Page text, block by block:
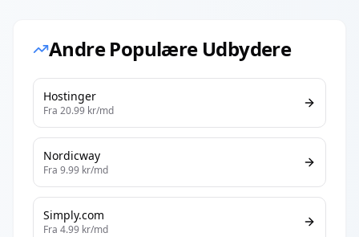
Andre Populære Udbydere
Hostinger
Fra 20.99 kr/md
Nordicway
Fra 9.99 kr/md
Simply.com
Fra 4.99 kr/md